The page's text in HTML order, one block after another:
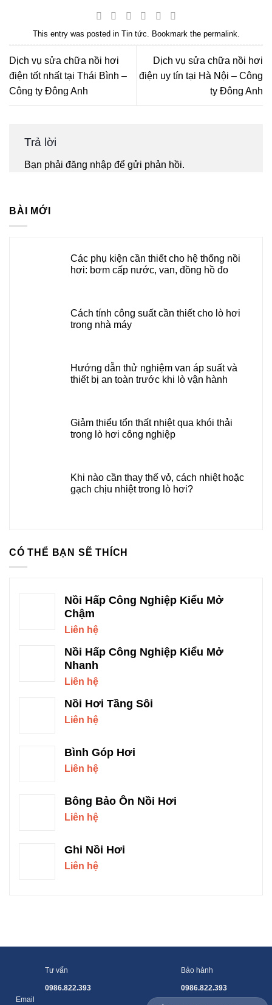
This entry was posted in Tin tức . Bookmark the permalink
Dịch vụ sửa chữa nồi hơi
điện tốt nhất tại Thái Bình –
Công ty Đông Anh
Dịch vụ sửa chữa nồi hơi
điện uy tín tại Hà Nội – Công
ty Đông Anh
Trả lời
Bạn phải đăng nhập để gửi phản hồi.
BÀI MỚI
Các phụ kiện cần thiết cho hệ thống nồi
hơi: bơm cấp nước, van, đồng hồ đo
Cách tính công suất cần thiết cho lò hơi
trong nhà máy
Hướng dẫn thử nghiệm van áp suất và
thiết bị an toàn trước khi lò vận hành
Giảm thiểu tổn thất nhiệt qua khói thải
trong lò hơi công nghiệp
Khi nào cần thay thế vỏ, cách nhiệt hoặc
gạch chịu nhiệt trong lò hơi?
CÓ THỂ BẠN SẼ THÍCH
Nồi Hấp Công Nghiệp Kiểu Mở
Chậm
Liên hệ
Nồi Hấp Công Nghiệp Kiểu Mở
Nhanh
Liên hệ
Nồi Hơi Tầng Sôi
Liên hệ
Bình Góp Hơi
Liên hệ
Bông Bảo Ôn Nồi Hơi
Liên hệ
Ghi Nồi Hơi
Liên hệ
Tư vấn
0986.822.393
Bảo hành
0986.822.393
Email